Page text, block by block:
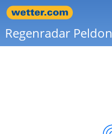
Regenradar Peldon